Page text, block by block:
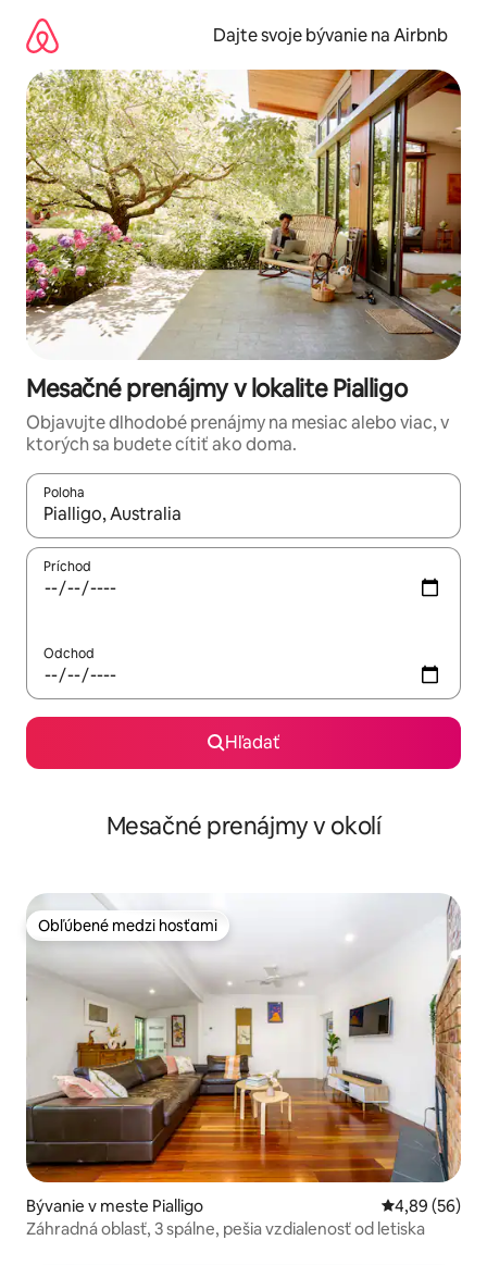
obsah.
Dajte svoje bývanie na Airbnb
Mesačné prenájmy v lokalite Pialligo
Objavujte dlhodobé prenájmy na mesiac alebo viac, v
ktorých sa budete cítiť ako doma.
Poloha
Keď budú výsledky k dispozícii, môžete si ich prechádzať
Príchod
Odchod
Hľadať
Mesačné prenájmy v okolí
Obľúbené medzi hosťami
Obľúbené medzi hosťami
Bývanie v meste Pialligo Priemerné
4,89 (56)
Záhradná oblasť, 3 spálne, pešia vzdialenosť od letiska